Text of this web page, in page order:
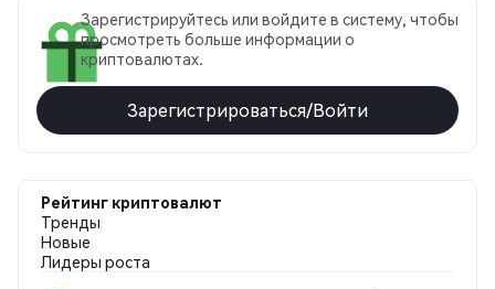
Зарегистрируйтесь или войдите в систему, чтобы
просмотреть больше информации о
криптовалютах.
Зарегистрироваться/Войти
Рейтинг криптовалют
Тренды
Новые
Лидеры роста